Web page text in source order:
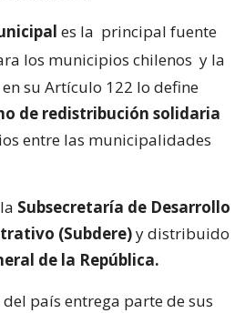
es la principal fuente
los municipios chilenos y la
su Artículo 122 lo define
de redistribución solidaria
entre las municipalidades
Subsecretaría de Desarrollo
(Subdere)y distribuido
de la República.
país entrega parte de sus